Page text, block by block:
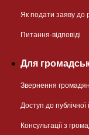
Як подати заяву до
Питання-відповіді
Для
Звернення громадян
Доступ до публічної
Консультації з